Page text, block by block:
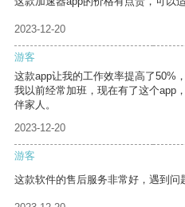
2023-12-20
游客
这款app让我的工作效率提高了50%
我以前经常加班，现在有了这个app
伴家人。
2023-12-20
游客
这款软件的售后服务非常好，遇到问